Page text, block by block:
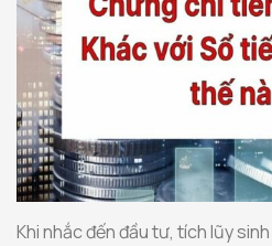
Khi nhắc đến đầu tư, tích lũy